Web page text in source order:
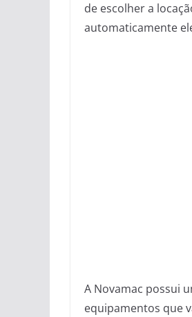
de escolher a
automaticamente
A Novamac possui
equipamentos que